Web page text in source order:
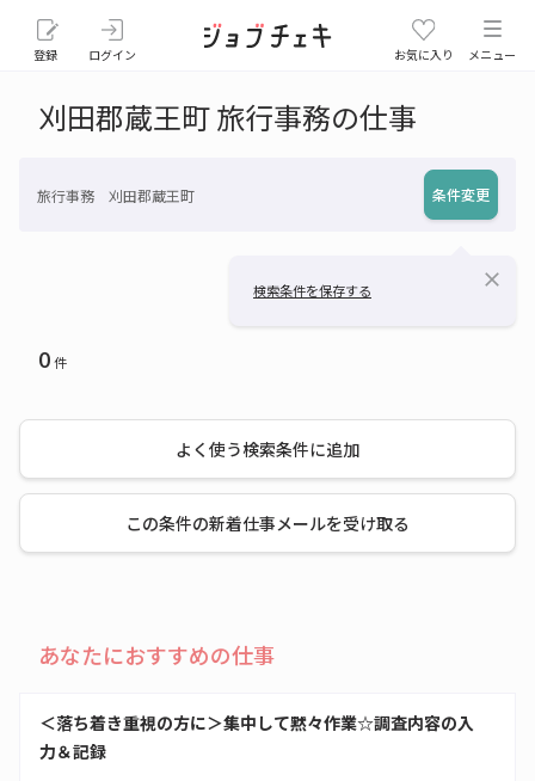
登録 ログイン お気に入り メニュー
刈田郡蔵王町 旅行事務の仕事
旅行事務 刈田郡蔵王町 条件変更
検索条件を保存する close
0件
よく使う検索条件に追加
この条件の新着仕事メールを受け取る
あなたにおすすめの仕事
＜落ち着き重視の方に＞集中して黙々作業☆調査内容の入
力＆記録